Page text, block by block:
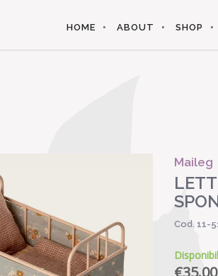
HOME ABOUT SHOP
Maileg
Cod. 11-
€35.00